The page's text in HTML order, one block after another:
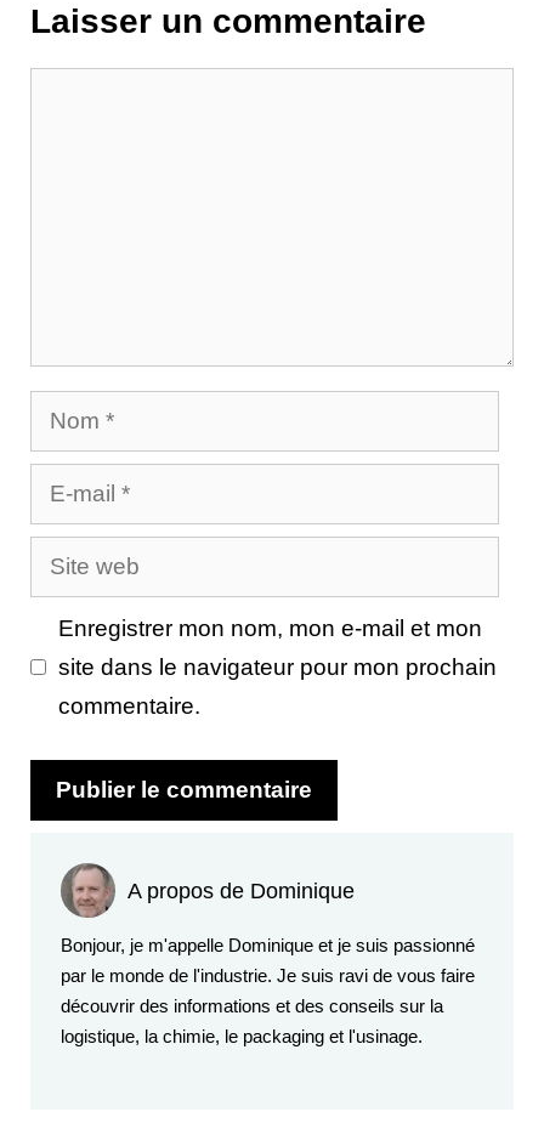
Laisser un commentaire
Nom
E-
mail
Site
web
Enregistrer mon nom, mon e-mail et mon
site dans le navigateur pour mon prochain
commentaire.
A propos de Dominique
Bonjour, je m'appelle Dominique et je suis passionné
par le monde de l'industrie. Je suis ravi de vous faire
découvrir des informations et des conseils sur la
logistique, la chimie, le packaging et l'usinage.